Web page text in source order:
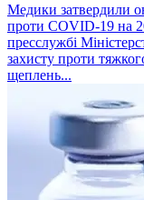
Медики затвердили
проти COVID-19 на
пресслужбі
захисту проти
щеплень...